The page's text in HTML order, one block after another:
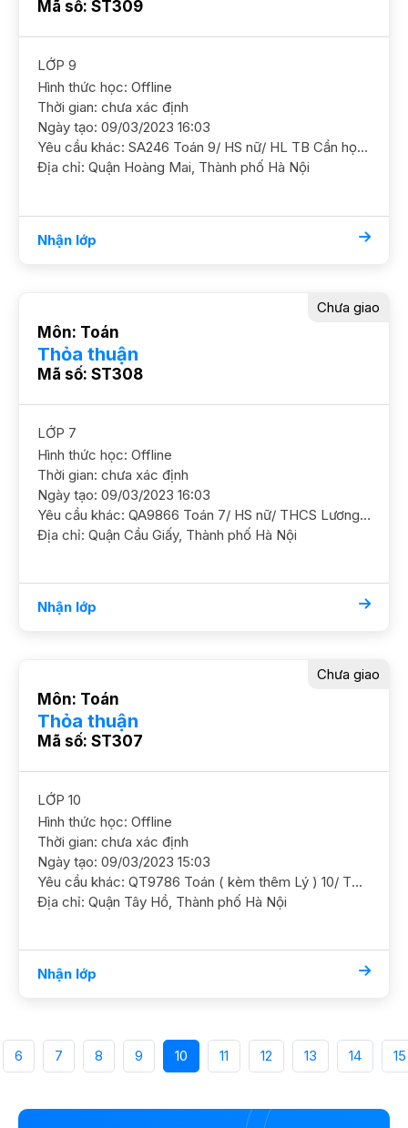
Mã số: ST309
LỚP 9
Hình thức học: Offline
Thời gian: chưa xác định
Ngày tạo: 09/03/2023 16:03
Yêu cầu khác: SA246 Toán 9/ HS nữ/ HL TB Cần học chắc cơ bản ngữ pháp và ôn luyện thêm thi tốt nghiệp GS nữ. ĐC ngõ 179/30/2 Vĩnh Hưng, Hoàng Mai Học phí 180 - 200k/b/2h *SN17
Địa chỉ: Quận Hoàng Mai, Thành phố Hà Nội
Nhận lớp
Môn: Toán
Thỏa thuận
Mã số: ST308
Chưa giao
LỚP 7
Hình thức học: Offline
Thời gian: chưa xác định
Ngày tạo: 09/03/2023 16:03
Yêu cầu khác: QA9866 Toán 7/ HS nữ/ THCS Lương Thế Vinh/ HL TB Khá Lớp chuyên Toán, cần học ôn luyện nâng cao theo chương trình trên lớp GS NỮ. ĐC Home City, 177 Trung Kính, Cầu Giấy Học phí 160 - 200k/b/2h
Địa chỉ: Quận Cầu Giấy, Thành phố Hà Nội
Nhận lớp
Môn: Toán
Thỏa thuận
Mã số: ST307
Chưa giao
LỚP 10
Hình thức học: Offline
Thời gian: chưa xác định
Ngày tạo: 09/03/2023 15:03
Yêu cầu khác: QT9786 Toán ( kèm thêm Lý ) 10/ THPT Phan Đình Phùng/ HL TB Cần GS ôn luyện chắc kiến thức cơ bản GS nữ. ĐC ngõ 34 Xuân La, Tây Hồ Học phí 170 - 200/2h
Địa chỉ: Quận Tây Hồ, Thành phố Hà Nội
Nhận lớp
6 7 8 9 10 11 12 13 14 15